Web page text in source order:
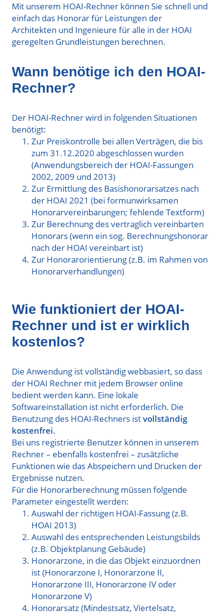
Mit unserem HOAI-Rechner können Sie schnell und
einfach das Honorar für Leistungen der
Architekten und Ingenieure für alle in der HOAI
geregelten Grundleistungen berechnen.
Wann benötige ich den HOAI-
Rechner?
Der HOAI-Rechner wird in folgenden Situationen
benötigt:
Zur Preiskontrolle bei allen Verträgen, die bis
zum 31.12.2020 abgeschlossen wurden
(Anwendungsbereich der HOAI-Fassungen
2002, 2009 und 2013)
Zur Ermittlung des Basishonorarsatzes nach
der HOAI 2021 (bei formunwirksamen
Honorarvereinbarungen; fehlende Textform)
Zur Berechnung des vertraglich vereinbarten
Honorars (wenn ein sog. Berechnungshonorar
nach der HOAI vereinbart ist)
Zur Honorarorientierung (z.B. im Rahmen von
Honorarverhandlungen)
Wie funktioniert der HOAI-
Rechner und ist er wirklich
kostenlos?
Die Anwendung ist vollständig webbasiert, so dass
der HOAI Rechner mit jedem Browser online
bedient werden kann. Eine lokale
Softwareinstallation ist nicht erforderlich. Die
Benutzung des HOAI-Rechners istvollständig
kostenfrei.
Bei uns registrierte Benutzer können in unserem
Rechner – ebenfalls kostenfrei – zusätzliche
Funktionen wie das Abspeichern und Drucken der
Ergebnisse nutzen.
Für die Honorarberechnung müssen folgende
Parameter eingestellt werden:
Auswahl der richtigen HOAI-Fassung (z.B.
HOAI 2013)
Auswahl des entsprechenden Leistungsbilds
(z.B. Objektplanung Gebäude)
Honorarzone, in die das Objekt einzuordnen
ist (Honorarzone I, Honorarzone II,
Honorarzone III, Honorarzone IV oder
Honorarzone V)
Honorarsatz (Mindestsatz, Viertelsatz,